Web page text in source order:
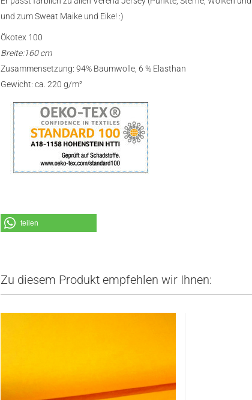
und zum Sweat Maike und Eike! :)
Ökotex 100
Breite:160 cm
Zusammensetzung: 94% Baumwolle, 6 % Elasthan
Gewicht: ca. 220 g/m²
teilen
Zu diesem Produkt empfehlen wir Ihnen: